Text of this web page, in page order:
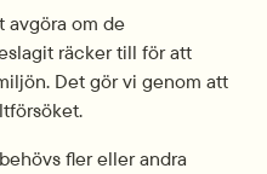
avgöra om de
räcker till för att
Det gör vi genom att
fler eller andra